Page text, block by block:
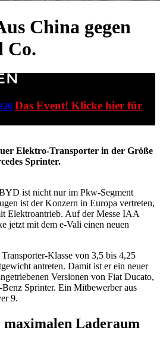
China gegen
Co.
Das Event! Klicke hier für
Elektro-Transporter in der Größe
Sprinter.
ist nicht nur im Pkw-Segment
ist der Konzern in Europa vertreten,
Elektroantrieb. Auf der Messe IAA
jetzt mit dem e-Vali einen neuen
Klasse von 3,5 bis 4,25
antreten. Damit ist er ein neuer
Versionen von Fiat Ducato,
Sprinter. Ein Mitbewerber aus
9.
Laderaum